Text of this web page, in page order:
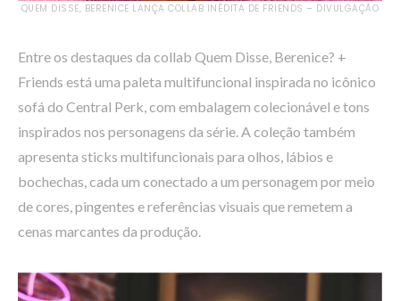
QUEM DISSE, BERENICE LANÇA COLLAB INÉDITA DE FRIENDS – DIVULGAÇÃO
Entre os destaques da collab Quem Disse, Berenice? +
Friends está uma paleta multifuncional inspirada no icônico
sofá do Central Perk, com embalagem colecionável e tons
inspirados nos personagens da série. A coleção também
apresenta sticks multifuncionais para olhos, lábios e
bochechas, cada um conectado a um personagem por meio
de cores, pingentes e referências visuais que remetem a
cenas marcantes da produção.